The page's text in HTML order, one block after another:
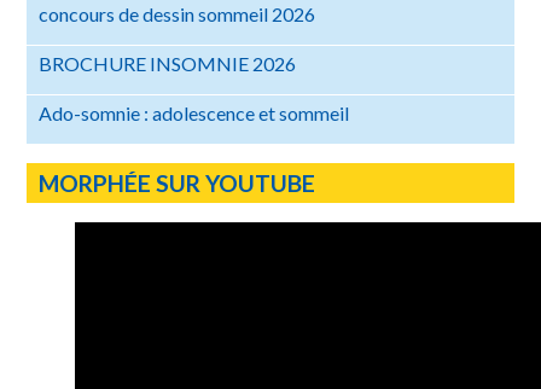
concours de dessin sommeil 2026
BROCHURE INSOMNIE 2026
Ado-somnie : adolescence et sommeil
MORPHÉE SUR YOUTUBE